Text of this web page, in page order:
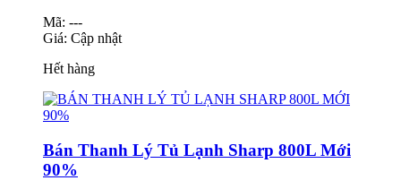
Mã: ---
Giá: Cập nhật
Hết hàng
Bán Thanh Lý Tủ Lạnh Sharp 800L Mới
90%